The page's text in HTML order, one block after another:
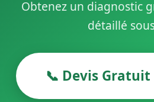
Obtenez un diagnostic
détaillé
📞 Devis